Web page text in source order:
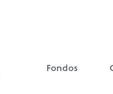
Fondos